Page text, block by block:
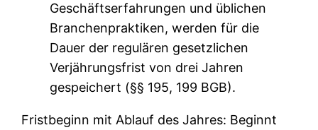
Geschäftserfahrungen und üblichen
Branchenpraktiken, werden für die
Dauer der regulären gesetzlichen
Verjährungsfrist von drei Jahren
gespeichert (§§ 195, 199 BGB).
Fristbeginn mit Ablauf des Jahres: Beginnt